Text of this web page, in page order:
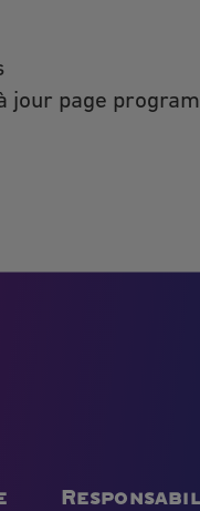
jour page